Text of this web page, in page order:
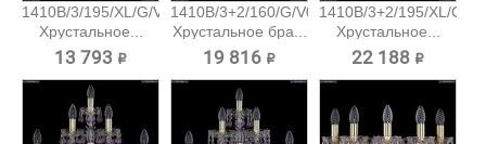
1410B/3/195/XL/G/V0300
Хрустальное...
13 793 ₽
1410B/3+2/160/G/V0300
Хрустальное бра...
19 816 ₽
1410B/3+2/195/XL/G/
Хрустальное...
22 188 ₽